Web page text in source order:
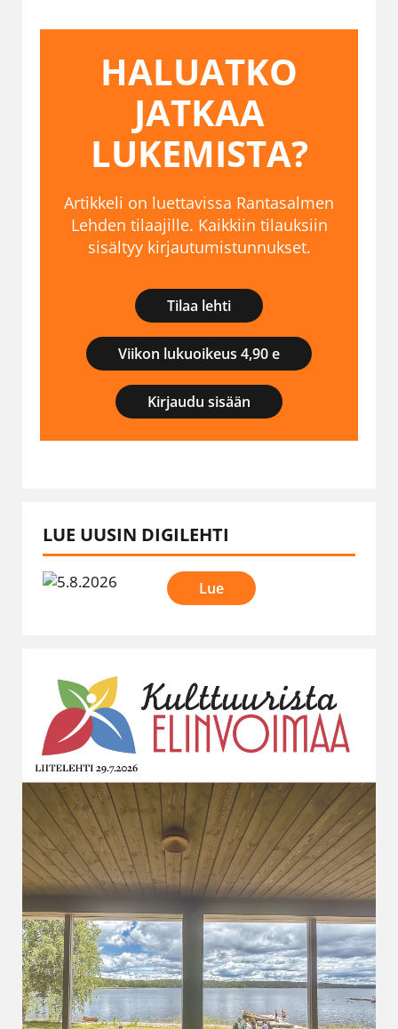
HALUATKO
JATKAA
LUKEMISTA?
Artikkeli on luettavissa Rantasalmen
Lehden tilaajille. Kaikkiin tilauksiin
sisältyy kirjautumistunnukset.
Tilaa lehti
Viikon lukuoikeus 4,90 e
Kirjaudu sisään
LUE UUSIN DIGILEHTI
Lue